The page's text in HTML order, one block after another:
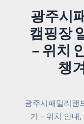
광주시
캠핑장
– 위치
챙
광주시패밀리랜
기 – 위치 안내